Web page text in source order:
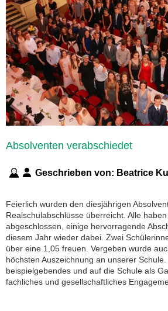
Absolventen verabschiedet
Geschrieben von: Beatrice
Feierlich wurden den diesjährigen
Realschulabschlüsse überreicht. Alle
abgeschlossen, einige hervorragende
diesem Jahr wieder dabei. Zwei
über eine 1,05 freuen. Vergeben wurde
höchsten Auszeichnung an unserer
beispielgebendes und auf die Schule als
fachliches und gesellschaftliches